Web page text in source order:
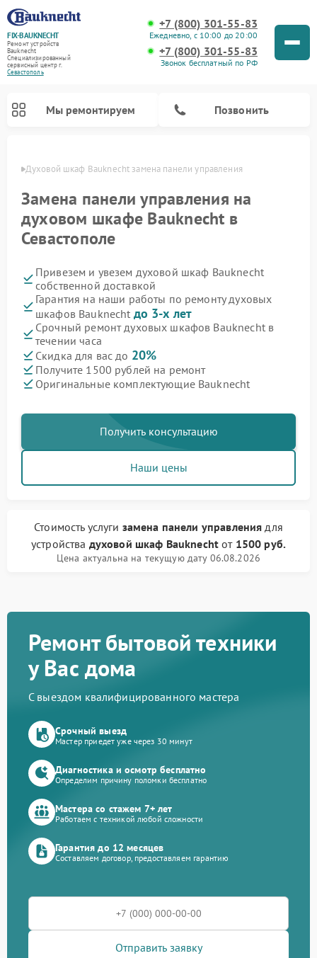
FIX-BAUKNECHT
Ремонт устройств
Bauknecht
Специализированный
cервисный центр г.
Севастополь
+7 (800) 301-55-83
Ежедневно, с 10:00 до 20:00
+7 (800) 301-55-83
Звонок бесплатный по РФ
Мы ремонтируем Позвонить
Духовой шкаф Bauknecht замена панели управления
Замена панели управления на
духовом шкафе Bauknecht в
Севастополе
Привезем и увезем духовой шкаф Bauknecht
собственной доставкой
Гарантия на наши работы по ремонту духовых
шкафов Bauknecht до 3-х лет
Срочный ремонт духовых шкафов Bauknecht в
течении часа
Скидка для вас до 20%
Получите 1500 рублей на ремонт
Оригинальные комплектующие Bauknecht
Получить консультацию
Наши цены
Стоимость услуги замена панели управления для
устройства духовой шкаф Bauknecht от 1500 руб.
Цена актуальна на текущую дату 06.08.2026
Ремонт бытовой техники
у Вас дома
С выездом квалифицированного мастера
Срочный выезд
Мастер приедет уже через 30 минут
Диагностика и осмотр бесплатно
Определим причину поломки бесплатно
Мастера со стажем 7+ лет
Работаем с техникой любой сложности
Гарантия до 12 месяцев
Составляем договор, предоставляем гарантию
Отправить заявку